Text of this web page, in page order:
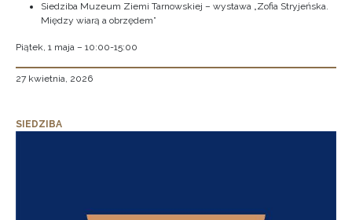
Siedziba Muzeum Ziemi Tarnowskiej – wystawa „Zofia Stryjeńska.
Między wiarą a obrzędem”
Piątek, 1 maja – 10:00-15:00
27 kwietnia, 2026
SIEDZIBA